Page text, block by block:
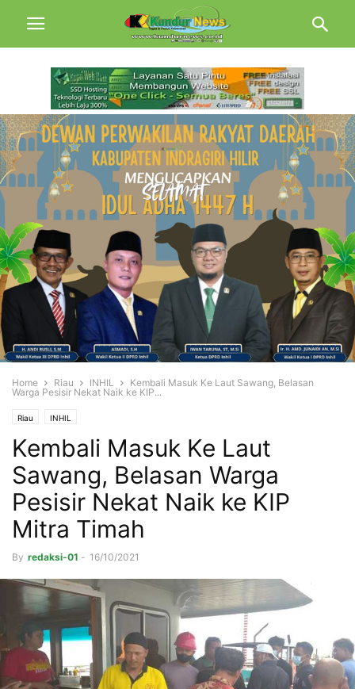
Home Riau INHIL
Kembali Masuk Ke Laut Sawang, Belasan
Warga Pesisir Nekat Naik ke KIP...
Riau INHIL
Kembali Masuk Ke Laut
Sawang, Belasan Warga
Pesisir Nekat Naik ke KIP
Mitra Timah
By redaksi-01 - 16/10/2021